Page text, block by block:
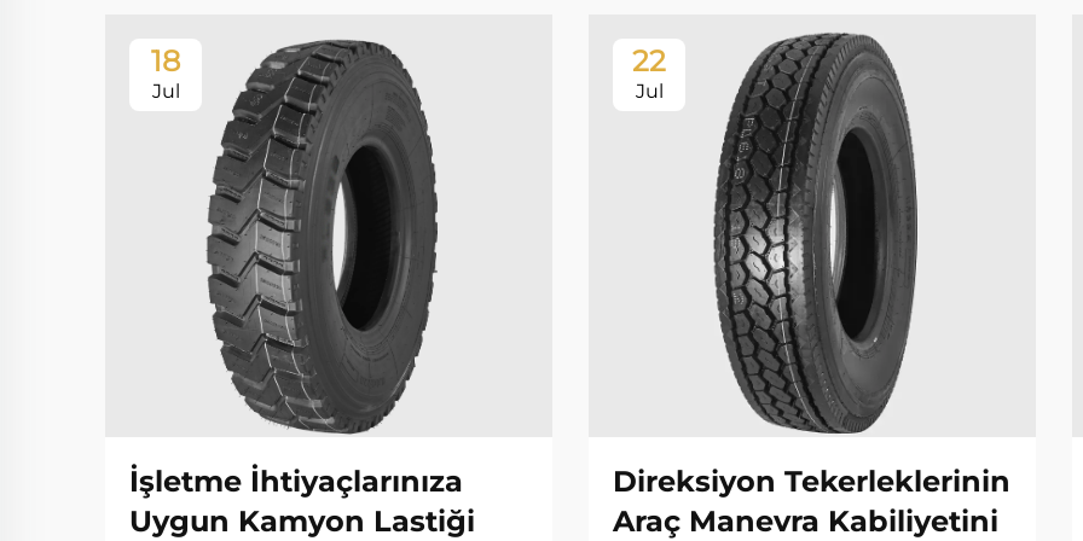
18
Jul
İşletme İhtiyaçlarınıza
Uygun Kamyon Lastiği
22
Jul
Direksiyon Tekerleklerinin
Araç Manevra Kabiliyetini